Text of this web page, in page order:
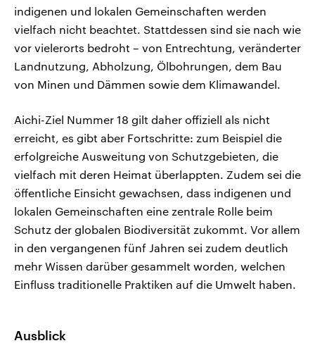
indigenen und lokalen Gemeinschaften werden
vielfach nicht beachtet. Stattdessen sind sie nach wie
vor vielerorts bedroht – von Entrechtung, veränderter
Landnutzung, Abholzung, Ölbohrungen, dem Bau
von Minen und Dämmen sowie dem Klimawandel.
Aichi-Ziel Nummer 18 gilt daher offiziell als nicht
erreicht, es gibt aber Fortschritte: zum Beispiel die
erfolgreiche Ausweitung von Schutzgebieten, die
vielfach mit deren Heimat überlappten. Zudem sei die
öffentliche Einsicht gewachsen, dass indigenen und
lokalen Gemeinschaften eine zentrale Rolle beim
Schutz der globalen Biodiversität zukommt. Vor allem
in den vergangenen fünf Jahren sei zudem deutlich
mehr Wissen darüber gesammelt worden, welchen
Einfluss traditionelle Praktiken auf die Umwelt haben.
Ausblick